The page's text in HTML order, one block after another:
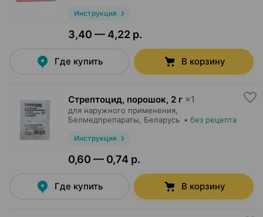
Инструкция
3,40 — 4,22 р.
Где купить В корзину
Стрептоцид, порошок, 2 г ×1
для наружного применения,
Белмедпрепараты , Беларусь • без рецепта
Инструкция
0,60 — 0,74 р.
Где купить В корзину